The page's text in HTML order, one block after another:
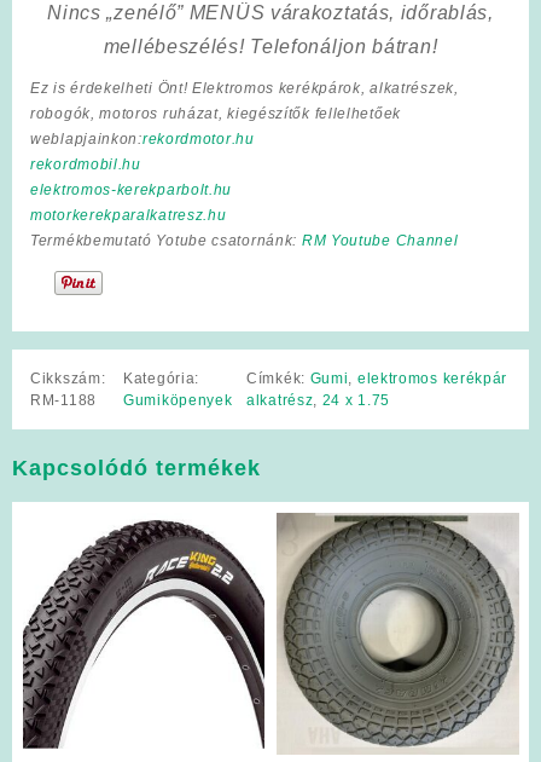
Nincs „zenélő” MENÜS várakoztatás, időrablás,
mellébeszélés! Telefonáljon bátran!
Ez is érdekelheti Önt! Elektromos kerékpárok, alkatrészek,
robogók, motoros ruházat, kiegészítők fellelhetőek
weblapjainkon:rekordmotor.hu
rekordmobil.hu
elektromos-kerekparbolt.hu
motorkerekparalkatresz.hu
Termékbemutató Yotube csatornánk: RM Youtube Channel
Cikkszám:
RM-1188
Kategória:
Gumiköpenyek
Címkék: Gumi, elektromos kerékpár
alkatrész, 24 x 1.75
Kapcsolódó termékek